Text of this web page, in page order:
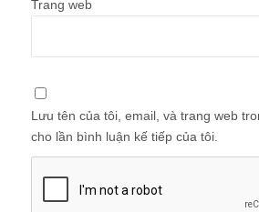
Trang web
Lưu tên của tôi, email, và trang web
cho lần bình luận kế tiếp của tôi.